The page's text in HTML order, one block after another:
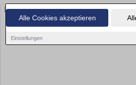
Alle Cookies akzeptieren
Einstellungen